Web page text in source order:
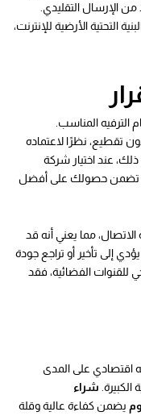
الإرسال التقليدي.
التحتية الأرضية للإنترنت،
الترفيه المناسب.
تقطيع، نظرًا لاعتماده
ذلك، عند اختيار شركة
تضمن حصولك على أفضل
مما يعني أنه قد
إلى تأخير أو تراجع جودة
للقنوات الفضائية، فقد
اقتصادي على المدى
شراء
يضمن كفاءة عالية وقلة